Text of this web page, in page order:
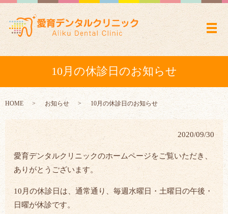
メ
10月の休診日のお知らせ
HOME お知らせ 10月の休診日のお知らせ
2020/09/30
愛育デンタルクリニックのホームページをご覧いただき、
ありがとうございます。
10月の休診日は、通常通り、毎週水曜日・土曜日の午後・
日曜が休診です。